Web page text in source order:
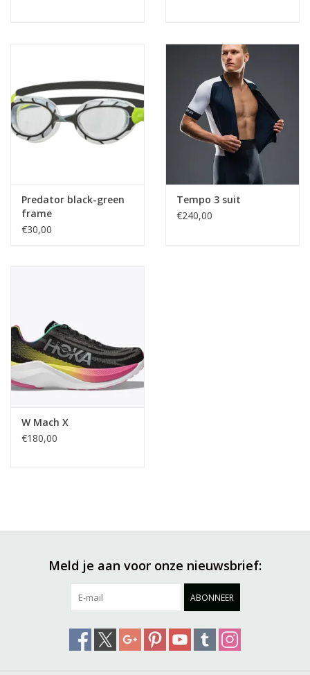
Predator black-green
frame
€30,00
Tempo 3 suit
€240,00
W Mach X
€180,00
Meld je aan voor onze nieuwsbrief:
ABONNEER